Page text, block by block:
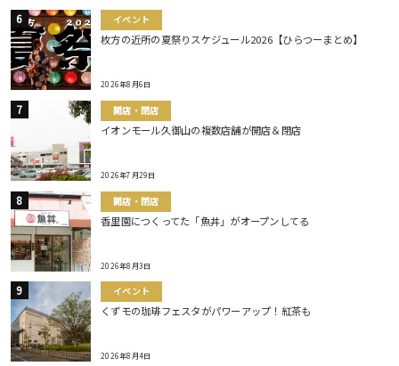
イベント
枚方の近所の夏祭りスケジュール2026【ひらつーまとめ】
2026年8月6日
開店・閉店
イオンモール久御山の複数店舗が開店＆閉店
2026年7月29日
開店・閉店
香里園につくってた「魚丼」がオープンしてる
2026年8月3日
イベント
くずモの珈琲フェスタがパワーアップ！紅茶も
2026年8月4日